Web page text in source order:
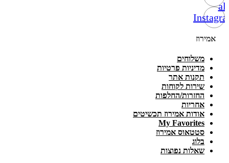
alt
אמירוז
משלוחים
מדיניות פרטיות
תקנות אתר
שירות לקוחות
החזרות/החלפות
אחריות
אודות אמירוז תכשיטים
My Favorites
סטטאוס אמירוז
בלוג
שאלות נפוצות